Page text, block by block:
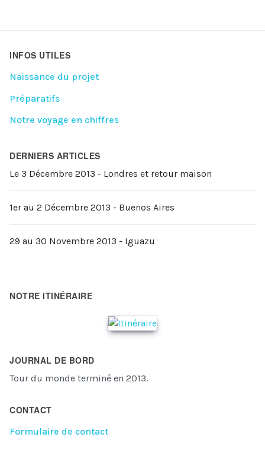
INFOS UTILES
Naissance du projet
Préparatifs
Notre voyage en chiffres
DERNIERS ARTICLES
Le 3 Décembre 2013 - Londres et retour maison
1er au 2 Décembre 2013 - Buenos Aires
29 au 30 Novembre 2013 - Iguazu
NOTRE ITINÉRAIRE
JOURNAL DE BORD
Tour du monde terminé en 2013.
CONTACT
Formulaire de contact